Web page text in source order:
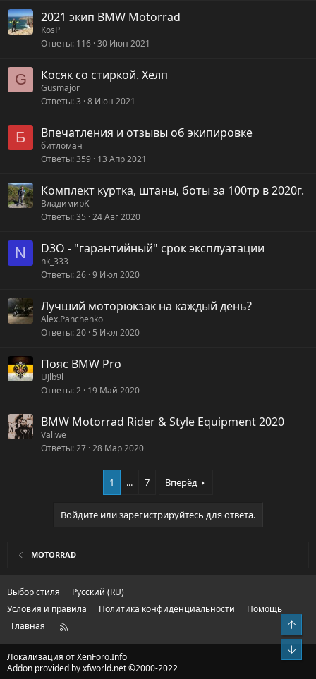
2021 экип BMW Motorrad
KosP
Ответы 116 30 Июн 2021
G Косяк со стиркой. Хелп
Gusmajor
Ответы 3 8 Июн 2021
Б Впечатления и отзывы об экипировке
битломан
Ответы 359 13 Апр 2021
Комплект куртка, штаны, боты за 100тр в 2020г.
ВладимирK
Ответы 35 24 Авг 2020
N D3O - "гарантийный" срок эксплуатации
nk_333
Ответы 26 9 Июл 2020
Лучший моторюкзак на каждый день?
Alex.Panchenko
Ответы 20 5 Июл 2020
Пояс BMW Pro
UJlb9l
Ответы 2 19 Май 2020
BMW Motorrad Rider & Style Equipment 2020
Valiwe
Ответы 27 28 Мар 2020
1 ... 7 Вперёд
Войдите или зарегистрируйтесь для ответа.
MOTORRAD
Выбор стиля
Русский (RU)
Условия и правила
Политика конфиденциальности
Помощь
Главная
R
Локализация отXenForo.Info
Addon provided by xfworld.net ©2000-2022